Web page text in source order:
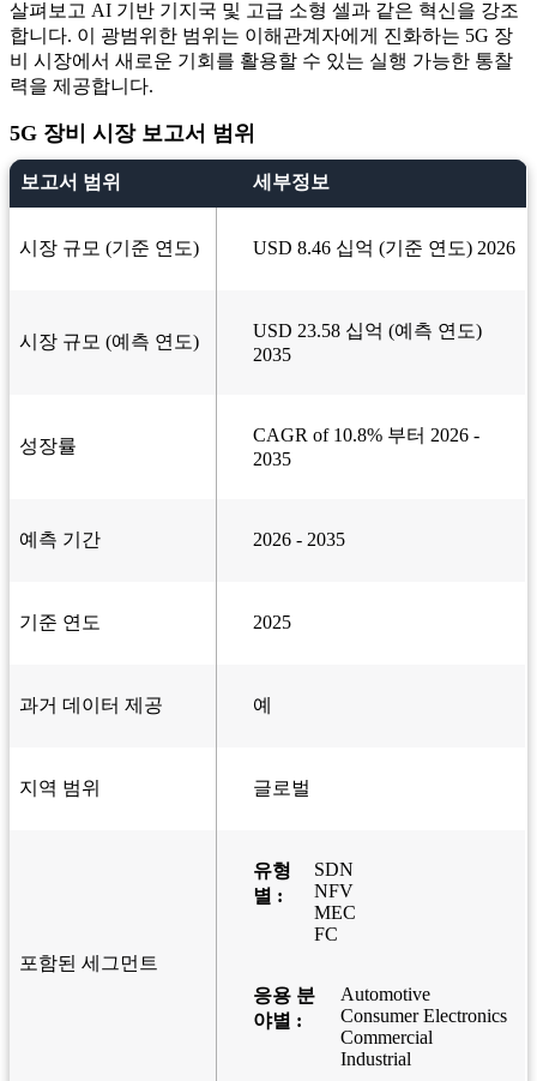
살펴보고 AI 기반 기지국 및 고급 소형 셀과 같은 혁신을 강조
합니다. 이 광범위한 범위는 이해관계자에게 진화하는 5G 장
비 시장에서 새로운 기회를 활용할 수 있는 실행 가능한 통찰
력을 제공합니다.
5G 장비 시장 보고서 범위
보고서 범위 세부정보
시장 규모 (기준 연도) USD 8.46 십억 (기준 연도) 2026
시장 규모 (예측 연도)
USD 23.58 십억 (예측 연도)
2035
성장률
CAGR of 10.8% 부터 2026 -
2035
예측 기간 2026 - 2035
기준 연도 2025
과거 데이터 제공 예
지역 범위 글로벌
포함된 세그먼트
유형
별 :
SDN
NFV
MEC
FC
응용 분
야별 :
Automotive
Consumer Electronics
Commercial
Industrial